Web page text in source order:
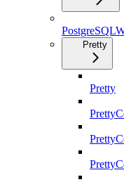
Pretty
Pretty